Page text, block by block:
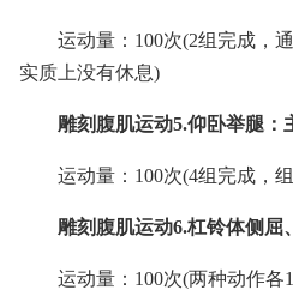
运动量：100次(2组完成，
实质上没有休息)
雕刻腹肌运动5.仰卧举腿：
运动量：100次(4组完成，
雕刻腹肌运动6.杠铃体侧屈
运动量：100次(两种动作各